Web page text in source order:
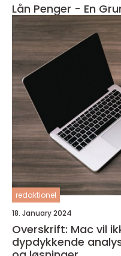
Lån Penger - En
redaktionel
18. January 2024
Overskrift: Mac vil
dypdykkende